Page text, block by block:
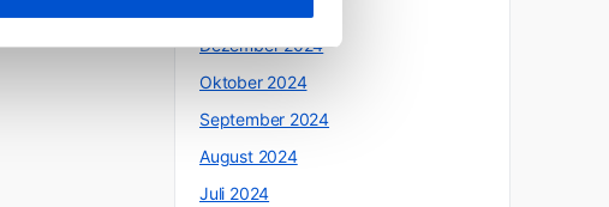
Dezember 2024
Oktober 2024
September 2024
August 2024
Juli 2024